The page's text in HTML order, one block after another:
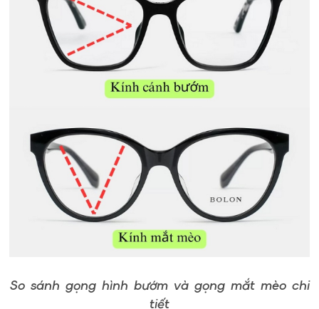
So sánh gọng hình bướm và gọng mắt mèo chi
tiết